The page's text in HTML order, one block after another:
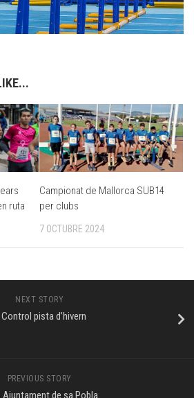
ruta
Campionat de Mallorca SUB14
per clubs
7 OCTUBRE 2024
NEXT STORY
Control pista d’hivern
PREVIOUS STORY